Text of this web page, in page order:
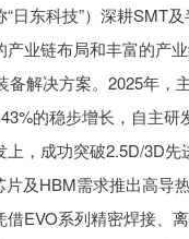
日东科技”）深耕SMT
产业链布局和丰富的产
备解决方案。2025年，
的稳步增长，自主研
上，成功突破2.5D/3D先
及HBM需求推出高导
借EVO系列精密焊接、